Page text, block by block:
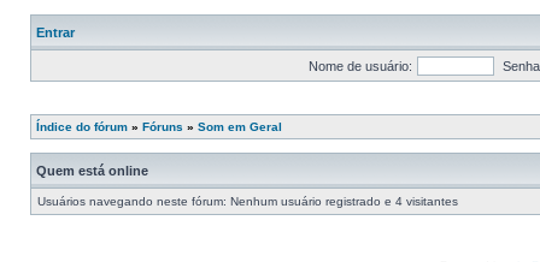
Entrar
Nome de usuário:
Índice do fórum » Fóruns » Som em Geral
Quem está online
Usuários navegando neste fórum: Nenhum usuário registrado e 4 visitantes